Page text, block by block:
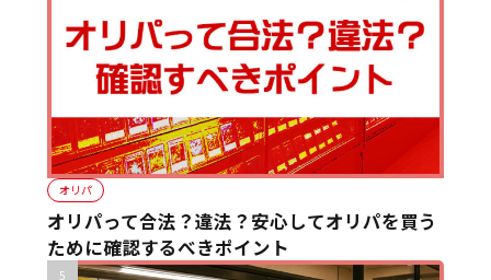
オリパ
オリパって合法？違法？安心してオリパを買う
ために確認するべきポイント